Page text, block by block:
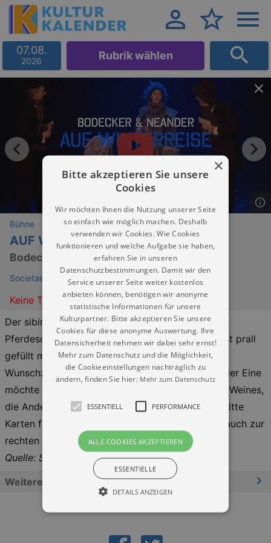
07.08.
2026 Rubrik wählen
Bühne
AUF WINTERREISE
Bodecker & Neander
Societaetstheater
Keine Termine
Der sibirischen Kälte trotzend, schneidet sich ein
Pferdeschlitten durch die weiße Landschaft. Er ist prall
gefüllt mit eiligen und gleichwohl wertvollen
Wunschzetteln. Und was das für Wünsche sind: der Eine
möchte eine Enzyklopädie zur Wissenschaft des Weines,
die Andere etwas weniger Einsamkeit und der Dritte
Karten für ein Konzert. Aber kommen die Briefe auch zur
rechten Zeit an?
Quelle: Societätstheater
Weitere Informationen
×
Bitte akzeptieren Sie unsere
Cookies
Wir möchten Ihnen die Nutzung unserer Seite
so einfach wie möglich machen. Deshalb
verwenden wir Cookies. Wie Cookies
funktionieren und welche Aufgabe sie haben,
erfahren Sie in unseren
Datenschutzbestimmungen. Damit wir den
Service unserer Seite weiter kostenlos
anbieten können, benötigen wir anonyme
statistische Informationen für unsere
Kulturpartner. Bitte akzeptieren Sie unsere
Cookies für diese anonyme Auswertung. Ihre
Datensicherheit nehmen wir dabei sehr ernst!
Mehr zum Datenschutz und die Möglichkeit,
die Cookieeinstellungen nachträglich zu
ändern, finden Sie hier: Mehr zum Datenschutz
ESSENTIELL PERFORMANCE
ALLE COOKIES AKZEPTIEREN
ESSENTIELLE
DETAILS ANZEIGEN
Essentiell Performance